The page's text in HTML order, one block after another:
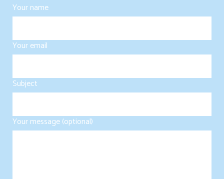
Your name
Your email
Subject
Your message (optional)